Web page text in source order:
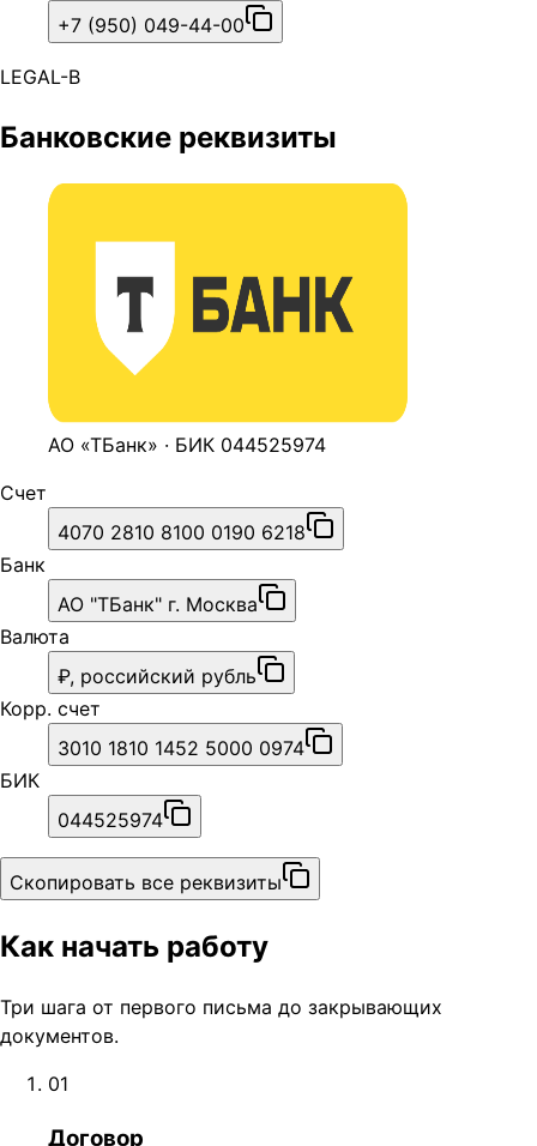
+7 (950) 049-44-00
LEGAL-B
Банковские реквизиты
АО «ТБанк» · БИК 044525974
Счет
4070 2810 8100 0190 6218
Банк
АО "ТБанк" г. Москва
Валюта
₽, российский рубль
Корр. счет
3010 1810 1452 5000 0974
БИК
044525974
Скопировать все реквизиты
Как начать работу
Три шага от первого письма до закрывающих
документов.
01
Договор